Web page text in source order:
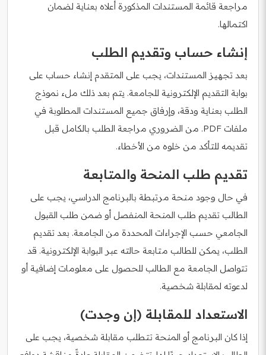
مراجعة قائمة المستندات المذكورة أعلاه بعناية لضمان
اكتمالها.
إنشاء حساب وتقديم الطلب
بعد تجهيز المستندات، يجب على المتقدم إنشاء حساب على
بوابة التقديم الإلكترونية للجامعة. يتم بعد ذلك ملء نموذج
الطلب بعناية ودقة، وإرفاق جميع المستندات المطلوبة في
ملفات PDF. من الضروري مراجعة الطلب بالكامل قبل
تقديمه للتأكد من خلوه من الأخطاء.
تقديم طلب المنحة والمتابعة
في حال وجود منحة مرتبطة بالبرنامج الدراسي، يجب على
الطالب تقديم طلب المنحة المنفصل أو ضمن طلب القبول
الجامعي حسب الإجراءات المحددة من الجامعة. بعد تقديم
الطلب، يمكن للطالب متابعة حالته عبر البوابة الإلكترونية. قد
تتواصل الجامعة مع الطالب للحصول على معلومات إضافية أو
لدعوته لمقابلة شخصية.
الاستعداد للمقابلة (إن وجدت)
إذا كان البرنامج أو المنحة تتطلب مقابلة شخصية، يجب على